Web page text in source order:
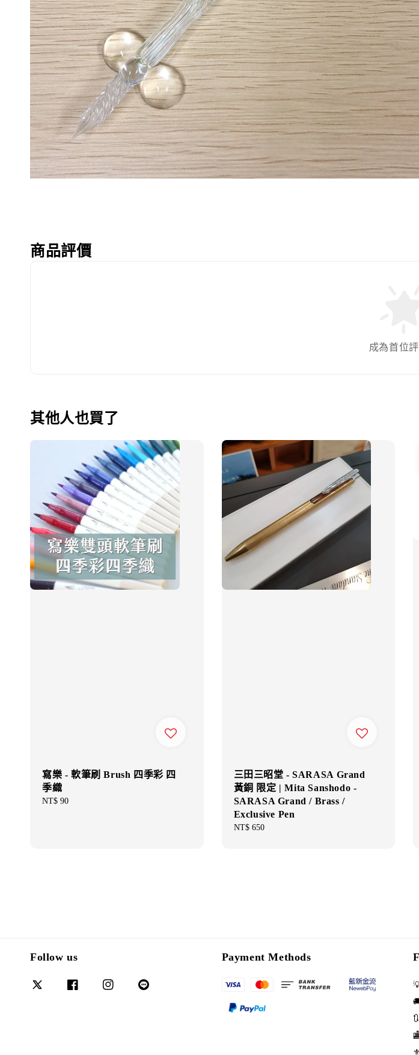
商品評價
成為首位
其他人也買了
寫樂 - 軟筆刷 Brush 四季彩 四
季織
Regular
NT$ 90
三田三昭堂 - SARASA Grand
黃銅 限定 | Mita Sanshodo -
SARASA Grand / Brass /
Exclusive Pen
Regular
NT$ 650
Follow us Payment Methods